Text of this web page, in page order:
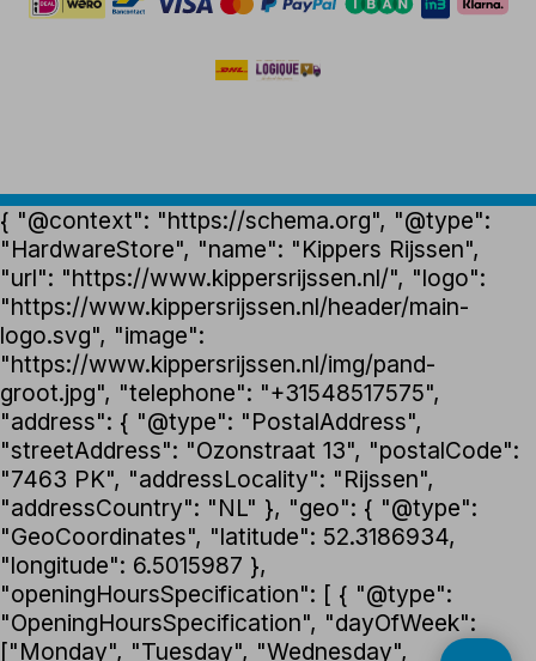
{ "@context": "https://schema.org", "@type":
"HardwareStore", "name": "Kippers Rijssen",
"url": "https://www.kippersrijssen.nl/", "logo":
"https://www.kippersrijssen.nl/header/main-
logo.svg", "image":
"https://www.kippersrijssen.nl/img/pand-
groot.jpg", "telephone": "+31548517575",
"address": { "@type": "PostalAddress",
"streetAddress": "Ozonstraat 13", "postalCode":
"7463 PK", "addressLocality": "Rijssen",
"addressCountry": "NL" }, "geo": { "@type":
"GeoCoordinates", "latitude": 52.3186934,
"longitude": 6.5015987 },
"openingHoursSpecification": [ { "@type":
"OpeningHoursSpecification", "dayOfWeek":
["Monday", "Tuesday", "Wednesday",